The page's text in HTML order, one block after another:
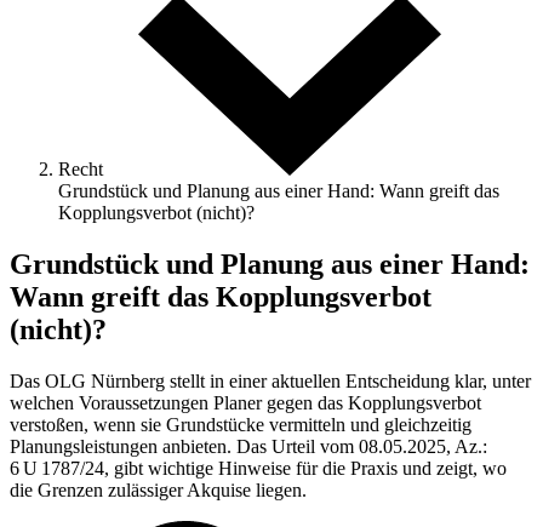
Recht
Grundstück und Planung aus einer Hand: Wann greift das
Kopplungsverbot (nicht)?
Grundstück und Planung aus einer Hand:
Wann greift das Kopplungsverbot
(nicht)?
Das OLG Nürnberg stellt in einer aktuellen Entscheidung klar, unter
welchen Voraussetzungen Planer gegen das Kopplungsverbot
verstoßen, wenn sie Grundstücke vermitteln und gleichzeitig
Planungsleistungen anbieten. Das Urteil vom 08.05.2025, Az.:
6 U 1787/24, gibt wichtige Hinweise für die Praxis und zeigt, wo
die Grenzen zulässiger Akquise liegen.